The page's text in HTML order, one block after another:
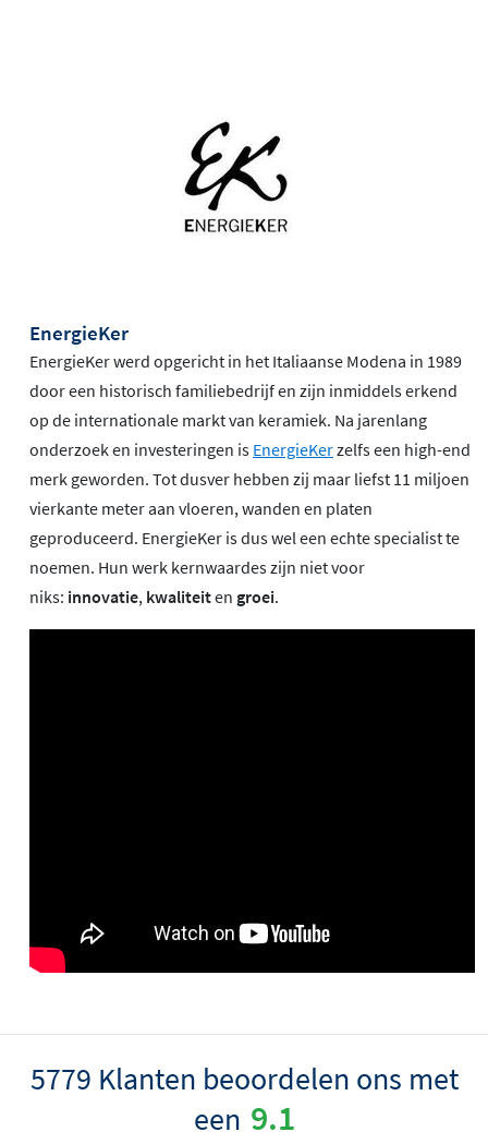
EnergieKer
EnergieKer werd opgericht in het Italiaanse Modena in 1989
door een historisch familiebedrijf en zijn inmiddels erkend
op de internationale markt van keramiek. Na jarenlang
onderzoek en investeringen is EnergieKerzelfs een high-end
merk geworden. Tot dusver hebben zij maar liefst 11 miljoen
vierkante meter aan vloeren, wanden en platen
geproduceerd. EnergieKer is dus wel een echte specialist te
noemen. Hun werk kernwaardes zijn niet voor
niks: innovatie, kwaliteiten groei.
5779 Klanten beoordelen ons met
een 9.1